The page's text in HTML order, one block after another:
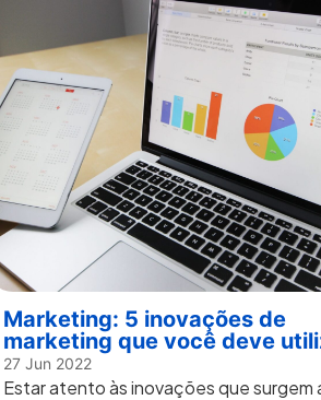
Marketing: 5 inovações de
marketing que você deve
27 Jun 2022
Estar atento às inovações que surgem